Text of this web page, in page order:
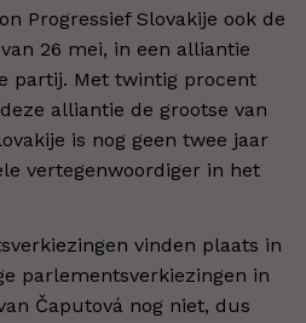
Progressief Slovakije ook de
26 mei, in een alliantie
partij. Met twintig procent
alliantie de grootse van
is nog geen twee jaar
vertegenwoordiger in het
vinden plaats in
parlementsverkiezingen in
Čaputová nog niet, dus